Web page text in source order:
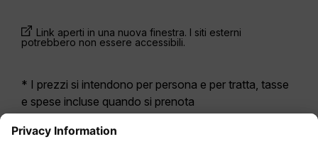
Link aperti in una nuova finestra. I siti esterni
potrebbero non essere accessibili.
* I prezzi si intendono per persona e per tratta, tasse
e spese incluse quando si prenota
Erano disponibili nelle ultime 24 ore e potrebbero non